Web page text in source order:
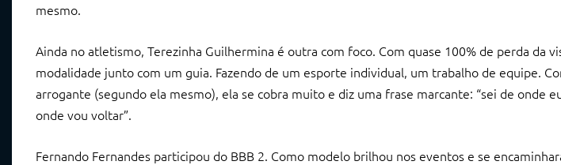
mesmo.
Ainda no atletismo, Terezinha Guilhermina é outra com foco. Com quase 100% de perda da
modalidade junto com um guia. Fazendo de um esporte individual, um trabalho de equipe.
arrogante (segundo ela mesmo), ela se cobra muito e diz uma frase marcante: “sei de onde
onde vou voltar”.
Fernando Fernandes participou do BBB 2. Como modelo brilhou nos eventos e se